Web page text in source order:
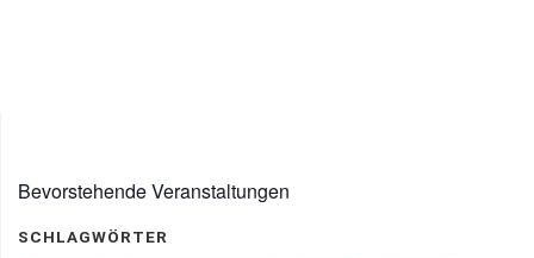
Bevorstehende Veranstaltungen
SCHLAGWÖRTER